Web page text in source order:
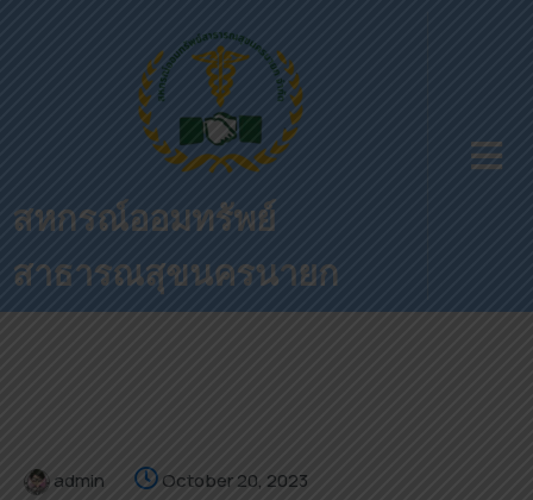
สหกรณ์ออมทรัพย์
สาธารณสุขนครนายก
admin October 20, 2023